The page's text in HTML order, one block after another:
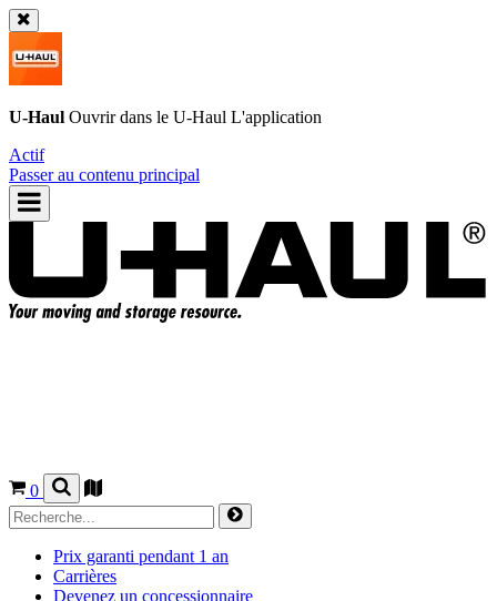
U-Haul Ouvrir dans le U-Haul L'application
Actif
Passer au contenu principal
0
Prix garanti pendant 1 an
Carrières
Devenez un concessionnaire